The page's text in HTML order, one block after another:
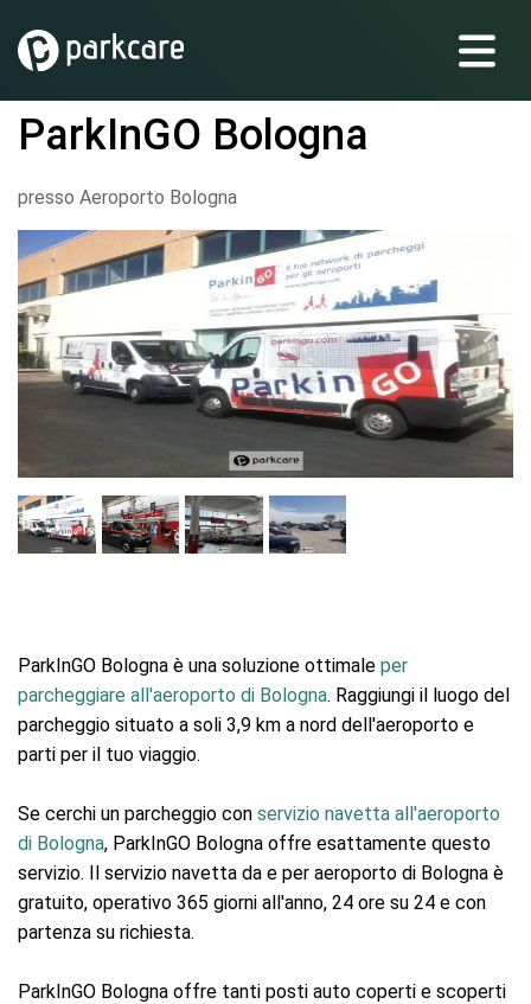
ParkInGO Bologna
presso Aeroporto Bologna
ParkInGO Bologna è una soluzione ottimale per
parcheggiare all'aeroporto di Bologna. Raggiungi il luogo del
parcheggio situato a soli 3,9 km a nord dell'aeroporto e
parti per il tuo viaggio.
Se cerchi un parcheggio con servizio navetta all'aeroporto
di Bologna, ParkInGO Bologna offre esattamente questo
servizio. Il servizio navetta da e per aeroporto di Bologna è
gratuito, operativo 365 giorni all'anno, 24 ore su 24 e con
partenza su richiesta.
ParkInGO Bologna offre tanti posti auto coperti e scoperti